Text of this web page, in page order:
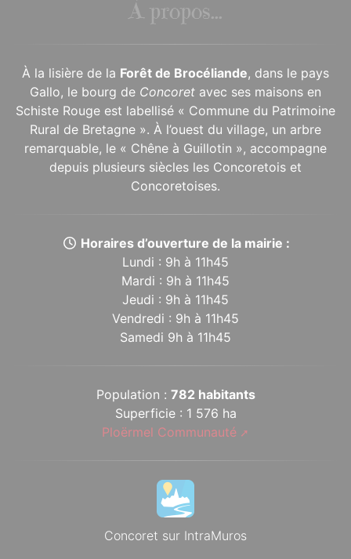
À propos...
À la lisière de la Forêt de Brocéliande, dans le pays
Gallo, le bourg de Concoret avec ses maisons en
Schiste Rouge est labellisé « Commune du Patrimoine
Rural de Bretagne ». À l’ouest du village, un arbre
remarquable, le « Chêne à Guillotin », accompagne
depuis plusieurs siècles les Concoretois et
Concoretoises.
Horaires d’ouverture de la mairie :
Lundi : 9h à 11h45
Mardi : 9h à 11h45
Jeudi : 9h à 11h45
Vendredi : 9h à 11h45
Samedi 9h à 11h45
Population : 782 habitants
Superficie : 1 576 ha
Ploërmel Communauté
Concoret sur IntraMuros